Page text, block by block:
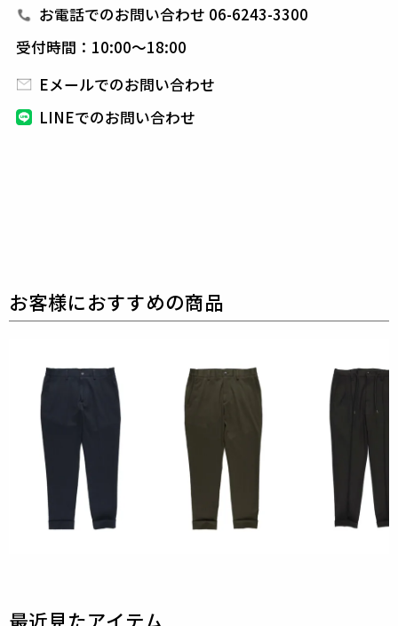
パンツは裾をロック始末に変更し、より洗練された印
また、ヘリンボーン柄専用ポーチを付属することでど
こでも携帯、持ち運びやすいセットアップになりまし
※パンツの裾始末については、物撮りが正しいものと
表地 : ポリエステル90% ポリウレタン10%
別布 : ポリエステル64% 複合繊維(ポリエステル)36%
お電話でのお問い合わせ 06-6243-3300
受付時間：10:00～18:00
Eメールでのお問い合わせ
LINEでのお問い合わせ